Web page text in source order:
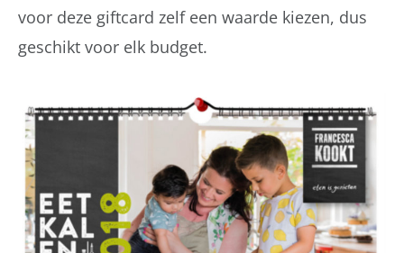
voor deze giftcard zelf een waarde kiezen, dus
geschikt voor elk budget.